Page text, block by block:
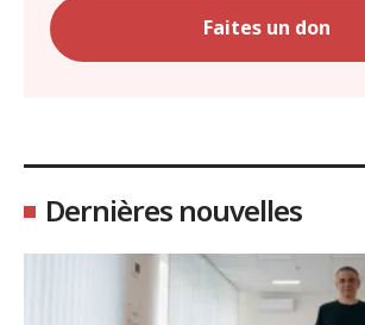
Faites un don
Dernières nouvelles